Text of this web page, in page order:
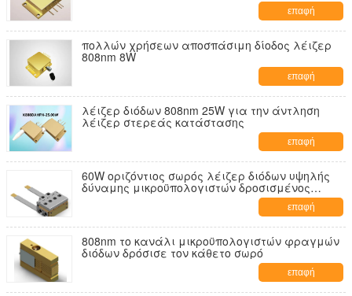
επαφή
πολλών χρήσεων αποσπάσιμη δίοδος λέιζερ
808nm 8W
επαφή
λέιζερ διόδων 808nm 25W για την άντληση
λέιζερ στερεάς κατάστασης
επαφή
60W οριζόντιος σωρός λέιζερ διόδων υψηλής
δύναμης μικροϋπολογιστών δροσισμένος
επαφή
808nm το κανάλι μικροϋπολογιστών φραγμών
διόδων δρόσισε τον κάθετο σωρό
επαφή